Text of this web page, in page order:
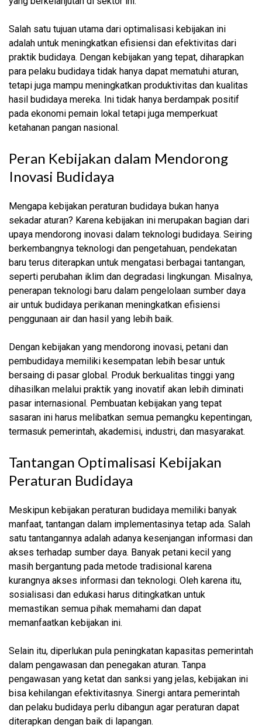
Salah satu tujuan utama dari optimalisasi kebijakan ini
adalah untuk meningkatkan efisiensi dan efektivitas dari
praktik budidaya. Dengan kebijakan yang tepat, diharapkan
para pelaku budidaya tidak hanya dapat mematuhi aturan,
tetapi juga mampu meningkatkan produktivitas dan kualitas
hasil budidaya mereka. Ini tidak hanya berdampak positif
pada ekonomi pemain lokal tetapi juga memperkuat
ketahanan pangan nasional.
Peran Kebijakan dalam Mendorong
Inovasi Budidaya
Mengapa kebijakan peraturan budidaya bukan hanya
sekadar aturan? Karena kebijakan ini merupakan bagian dari
upaya mendorong inovasi dalam teknologi budidaya. Seiring
berkembangnya teknologi dan pengetahuan, pendekatan
baru terus diterapkan untuk mengatasi berbagai tantangan,
seperti perubahan iklim dan degradasi lingkungan. Misalnya,
penerapan teknologi baru dalam pengelolaan sumber daya
air untuk budidaya perikanan meningkatkan efisiensi
penggunaan air dan hasil yang lebih baik.
Dengan kebijakan yang mendorong inovasi, petani dan
pembudidaya memiliki kesempatan lebih besar untuk
bersaing di pasar global. Produk berkualitas tinggi yang
dihasilkan melalui praktik yang inovatif akan lebih diminati
pasar internasional. Pembuatan kebijakan yang tepat
sasaran ini harus melibatkan semua pemangku kepentingan,
termasuk pemerintah, akademisi, industri, dan masyarakat.
Tantangan Optimalisasi Kebijakan
Peraturan Budidaya
Meskipun kebijakan peraturan budidaya memiliki banyak
manfaat, tantangan dalam implementasinya tetap ada. Salah
satu tantangannya adalah adanya kesenjangan informasi dan
akses terhadap sumber daya. Banyak petani kecil yang
masih bergantung pada metode tradisional karena
kurangnya akses informasi dan teknologi. Oleh karena itu,
sosialisasi dan edukasi harus ditingkatkan untuk
memastikan semua pihak memahami dan dapat
memanfaatkan kebijakan ini.
Selain itu, diperlukan pula peningkatan kapasitas pemerintah
dalam pengawasan dan penegakan aturan. Tanpa
pengawasan yang ketat dan sanksi yang jelas, kebijakan ini
bisa kehilangan efektivitasnya. Sinergi antara pemerintah
dan pelaku budidaya perlu dibangun agar peraturan dapat
diterapkan dengan baik di lapangan.